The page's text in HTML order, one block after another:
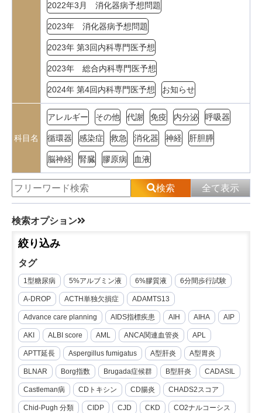
2022年3月 消化器病予想問題
2023年 消化器病予想問題
2023年 第3回内科専門医予想
2023年 総合内科専門医予想
2024年 第4回内科専門医予想 お知らせ
科目名
アレルギー その他 代謝 免疫 内分泌 呼吸器
循環器 感染症 救急 消化器 神経 肝胆膵
脳神経 腎臓 膠原病 血液
検索 全て表示
検索オプション
絞り込み
タグ
1型糖尿病 5%アルブミン液 6%膠質液 6分間歩行試験
A-DROP ACTH単独欠損症 ADAMTS13
Advance care planning AIDS指標疾患 AIH AIHA AIP
AKI ALBI score AML ANCA関連血管炎 APL
APTT延長 Aspergillus fumigatus A型肝炎 A型胃炎
BLNAR Borg指数 Brugada症候群 B型肝炎 CADASIL
Castleman病 CDトキシン CD腸炎 CHADS2スコア
Chid-Pugh 分類 CIDP CJD CKD CO2ナルコーシス